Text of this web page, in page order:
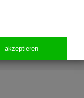
akzeptieren